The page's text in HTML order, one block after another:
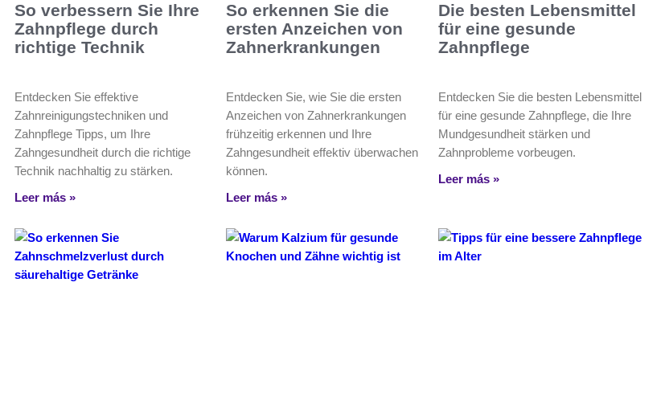
So verbessern Sie Ihre
Zahnpflege durch
richtige Technik
Entdecken Sie effektive
Zahnreinigungstechniken und
Zahnpflege Tipps, um Ihre
Zahngesundheit durch die richtige
Technik nachhaltig zu stärken.
Leer más »
So erkennen Sie die
ersten Anzeichen von
Zahnerkrankungen
Entdecken Sie, wie Sie die ersten
Anzeichen von Zahnerkrankungen
frühzeitig erkennen und Ihre
Zahngesundheit effektiv überwachen
können.
Leer más »
Die besten Lebensmittel
für eine gesunde
Zahnpflege
Entdecken Sie die besten Lebensmittel
für eine gesunde Zahnpflege, die Ihre
Mundgesundheit stärken und
Zahnprobleme vorbeugen.
Leer más »